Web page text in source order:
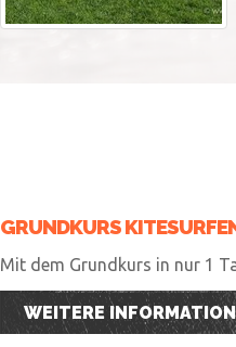
GRUNDKURS
Mit dem Grundkurs in nur 1
WEITERE